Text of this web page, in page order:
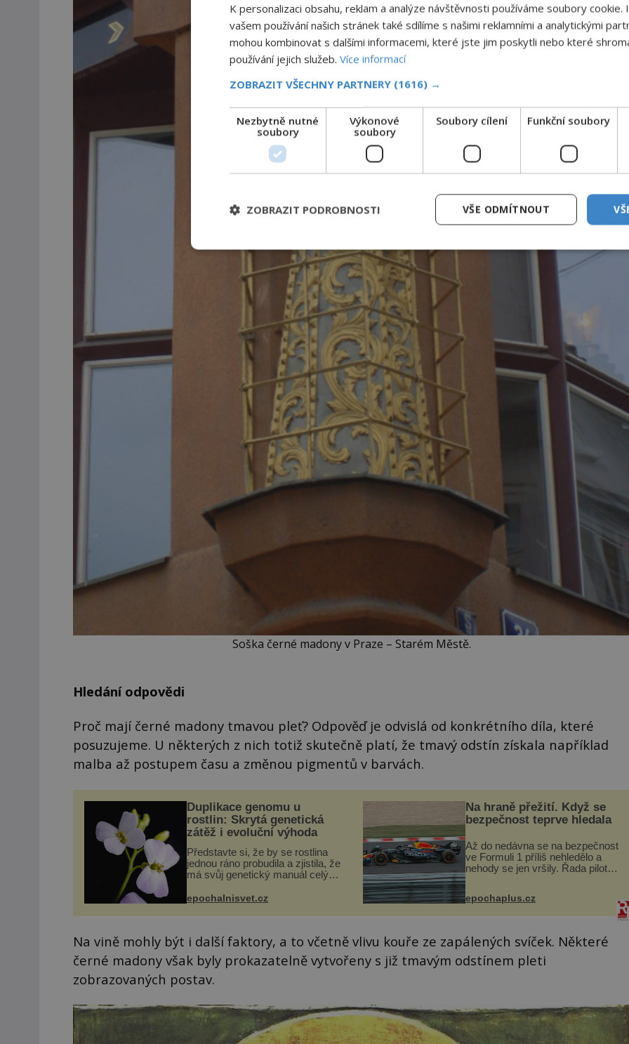
Soška černé madony v Praze – Starém Městě.
Hledání odpovědi
Proč mají černé madony tmavou pleť? Odpověď je odvislá od konkrétního díla, které
posuzujeme. U některých z nich totiž skutečně platí, že tmavý odstín získala například
malba až postupem času a změnou pigmentů v barvách.
Duplikace genomu u
rostlin: Skrytá genetická
zátěž i evoluční výhoda
Představte si, že by se rostlina
jednou ráno probudila a zjistila, že
má svůj genetický manuál celý
přírodě stane – a podle nového
vstupenka...
epochalnisvet.cz
Na hraně přežití. Když se
bezpečnost teprve hledala
Až do nedávna se na bezpečnost
ve Formuli 1 příliš nehledělo a
nehody se jen vršily. Řada pilotů
i ztrátou života. Dnes
nepochopiteln...
epochaplus.cz
Na vině mohly být i další faktory, a to včetně vlivu kouře ze zapálených svíček. Některé
černé madony však byly prokazatelně vytvořeny s již tmavým odstínem pleti
zobrazovaných postav.
K personalizaci obsahu, reklam a analýze návštěvnosti používáme soubory cookie.
vašem používání našich stránek také sdílíme s našimi reklamními a analytickými
mohou kombinovat s dalšími informacemi, které jste jim poskytli nebo které
používání jejich služeb. Více informací
ZOBRAZIT VŠECHNY PARTNERY (1616) →
Nezbytně nutné
soubory
Výkonové
soubory
Soubory cílení Funkční soubory
VŠE ODMÍTNOUT
ZOBRAZIT PODROBNOSTI